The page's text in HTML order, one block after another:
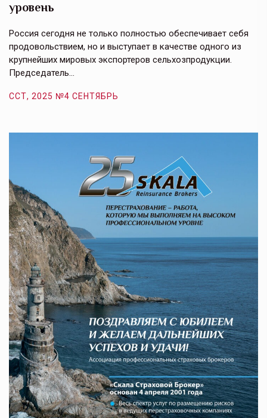
уровень
Россия сегодня не только полностью обеспечивает себя
продовольствием, но и выступает в качестве одного из
крупнейших мировых экспортеров сельхозпродукции.
Председатель…
ССТ, 2025 №4 СЕНТЯБРЬ